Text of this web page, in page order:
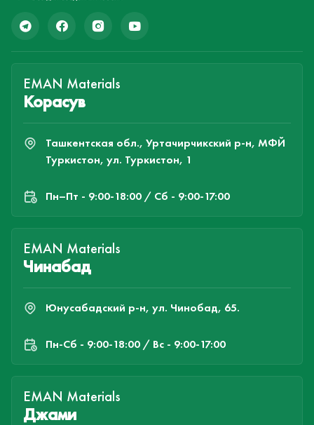
EMAN Materials
Корасув
Ташкентская обл., Уртачирчикский р-н, МФЙ
Туркистон, ул. Туркистон, 1
Пн–Пт - 9:00-18:00 / Сб - 9:00-17:00
EMAN Materials
Чинабад
Юнусабадский р-н, ул. Чинобад, 65.
Пн-Cб - 9:00-18:00 / Вс - 9:00-17:00
EMAN Materials
Джами